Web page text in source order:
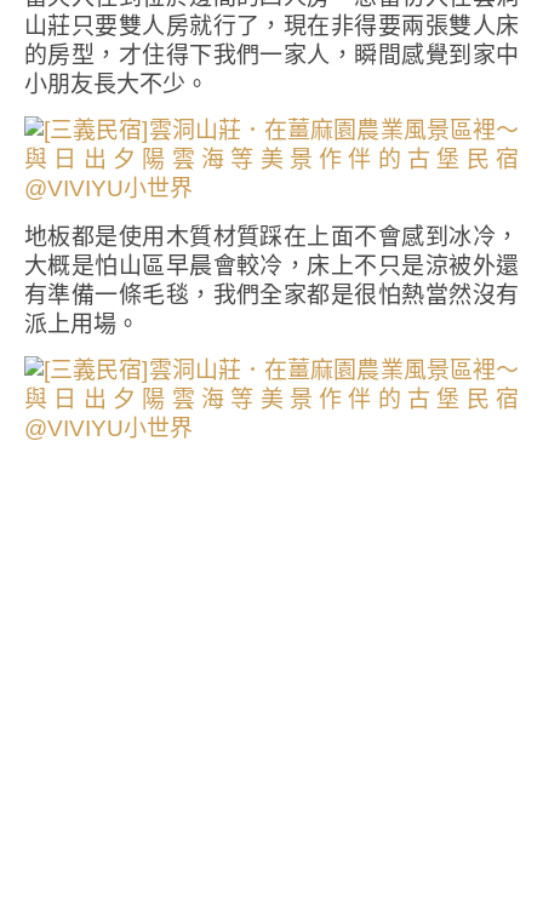
山莊只要雙人房就行了，現在非得要兩張雙人床
的房型，才住得下我們一家人，瞬間感覺到家中
小朋友長大不少。
地板都是使用木質材質踩在上面不會感到冰冷，
大概是怕山區早晨會較冷，床上不只是涼被外還
有準備一條毛毯，我們全家都是很怕熱當然沒有
派上用場。